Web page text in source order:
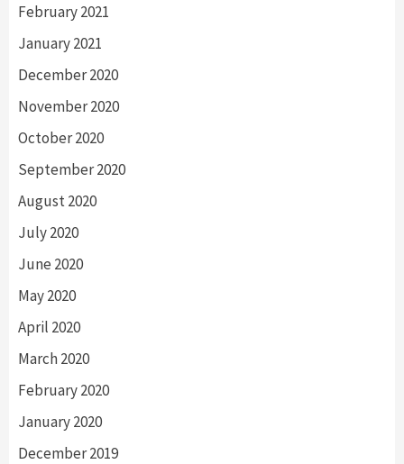
February 2021
January 2021
December 2020
November 2020
October 2020
September 2020
August 2020
July 2020
June 2020
May 2020
April 2020
March 2020
February 2020
January 2020
December 2019